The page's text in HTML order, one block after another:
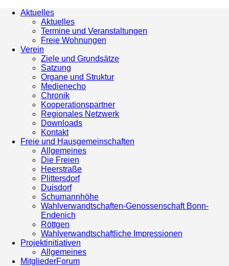
Aktuelles
Aktuelles
Termine und Veranstaltungen
Freie Wohnungen
Verein
Ziele und Grundsätze
Satzung
Organe und Struktur
Medienecho
Chronik
Kooperationspartner
Regionales Netzwerk
Downloads
Kontakt
Freie und Hausgemeinschaften
Allgemeines
Die Freien
Heerstraße
Plittersdorf
Duisdorf
Schumannhöhe
Wahlverwandtschaften-Genossenschaft Bonn-
Endenich
Röttgen
Wahlverwandtschaftliche Impressionen
Projektinitiativen
Allgemeines
MitgliederForum